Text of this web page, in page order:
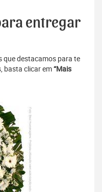
entregar
que destacamos para te
basta clicar em“Mais